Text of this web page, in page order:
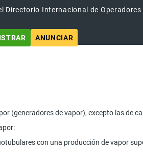
Directorio Internacional de Operadores
ANUNCIAR
(generadores de vapor), excepto las de
con una producción de vapor